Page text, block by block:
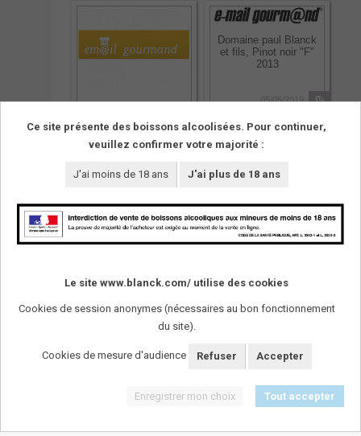
Domaine paul Blanck
et fils, Pinot noir "F"
2013
05/05/2019
L'abus d'alcool est dangereux pour la santï¿½. A
consommer avec modï¿½ration.
Ce site présente des boissons alcoolisées. Pour continuer,
veuillez confirmer votre majorité :
J'ai moins de 18 ans J'ai plus de 18 ans
Le site www.blanck.com/ utilise des cookies
Cookies de session anonymes (nécessaires au bon fonctionnement
du site).
Cookies de mesure d'audience Refuser Accepter
Enregistrer mon choix Tout accepter